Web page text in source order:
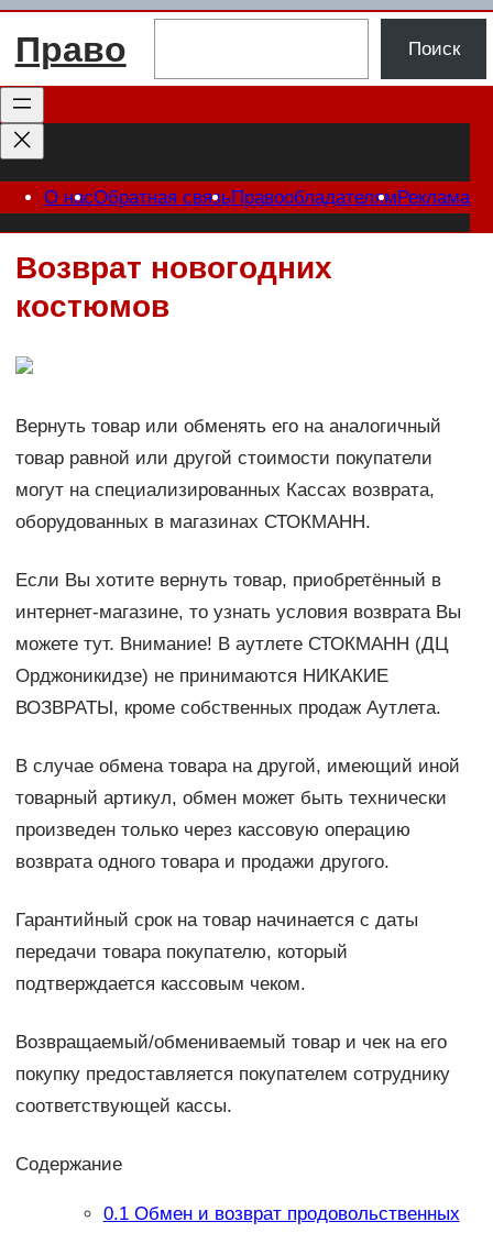
Перейти
Право Поиск
О насОбратная связьПравообладателямРеклама
Возврат новогодних
костюмов
Вернуть товар или обменять его на аналогичный
товар равной или другой стоимости покупатели
могут на специализированных Кассах возврата,
оборудованных в магазинах СТОКМАНН.
Если Вы хотите вернуть товар, приобретённый в
интернет-магазине, то узнать условия возврата Вы
можете тут. Внимание! В аутлете СТОКМАНН (ДЦ
Орджоникидзе) не принимаются НИКАКИЕ
ВОЗВРАТЫ, кроме собственных продаж Аутлета.
В случае обмена товара на другой, имеющий иной
товарный артикул, обмен может быть технически
произведен только через кассовую операцию
возврата одного товара и продажи другого.
Гарантийный срок на товар начинается с даты
передачи товара покупателю, который
подтверждается кассовым чеком.
Возвращаемый/обмениваемый товар и чек на его
покупку предоставляется покупателем сотруднику
соответствующей кассы.
Содержание
0.1Обмен и возврат продовольственных